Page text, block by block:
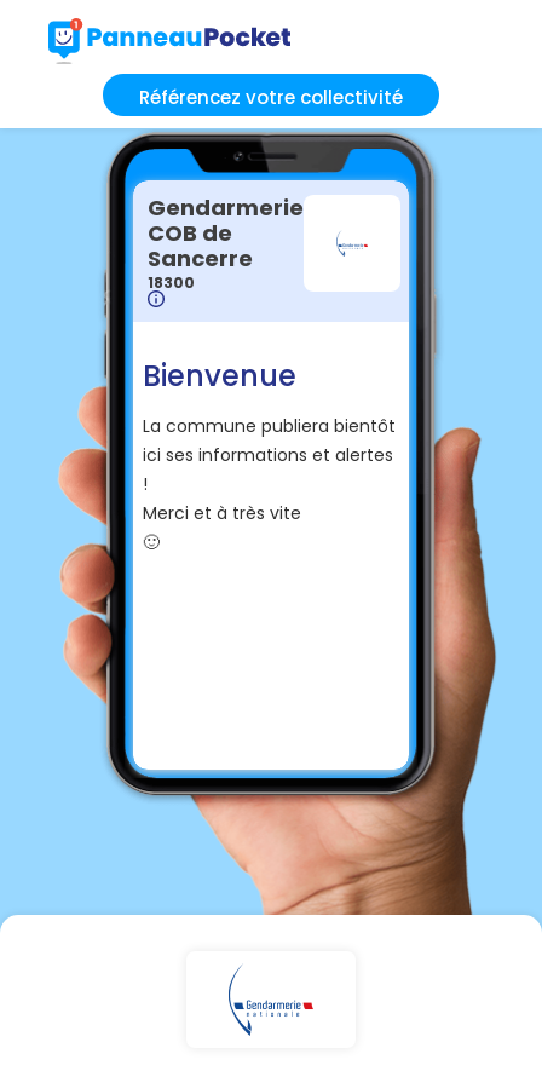
Référencez votre collectivité
Gendarmerie
COB de
Sancerre
18300
Bienvenue
La commune publiera bientôt
ici ses informations et alertes
!
Merci et à très vite
🙂